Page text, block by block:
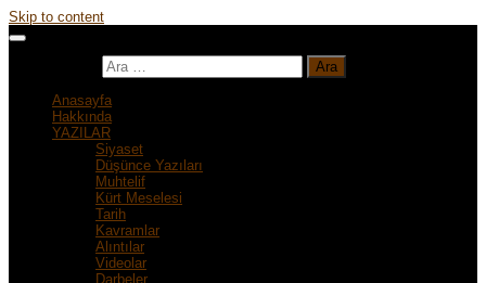
Skip to content
Anasayfa
Hakkında
YAZILAR
Siyaset
Düşünce Yazıları
Muhtelif
Kürt Meselesi
Tarih
Kavramlar
Alıntılar
Videolar
Darbeler